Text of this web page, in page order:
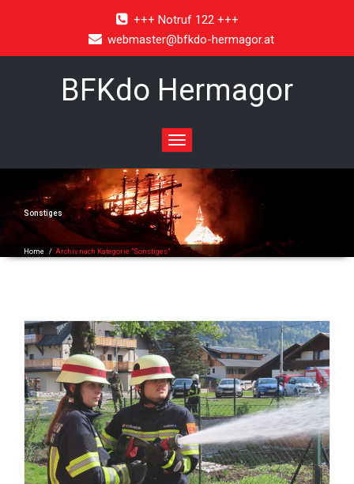
+++ Notruf 122 +++
webmaster@bfkdo-hermagor.at
BFKdo Hermagor
Toggle
navigation
Sonstiges
Home / Archiv nach Kategorie "Sonstiges"